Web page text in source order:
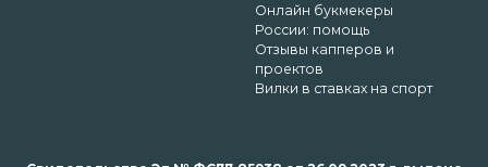
Онлайн букмекеры
России: помощь
Отзывы капперов и
проектов
Вилки в ставках на спорт